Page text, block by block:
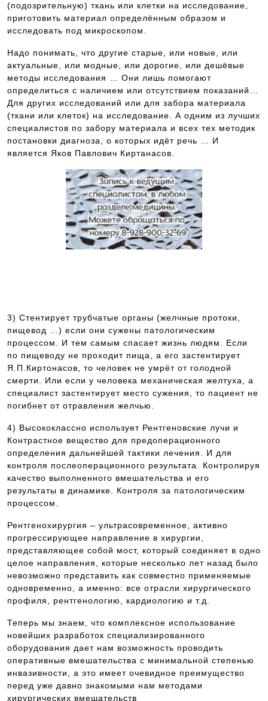
(подозрительную) ткань или клетки на исследование,
приготовить материал определённым образом и
исследовать под микроскопом.
Надо понимать, что другие старые, или новые, или
актуальные, или модные, или дорогие, или дешёвые
методы исследования … Они лишь помогают
определиться с наличием или отсутствием показаний…
Для других исследований или для забора материала
(ткани или клеток) на исследование. А одним из лучших
специалистов по забору материала и всех тех методик
постановки диагноза, о которых идёт речь … И
является Яков Павлович Киртанасов.
3) Стентирует трубчатые органы (желчные протоки,
пищевод …) если они сужены патологическим
процессом. И тем самым спасает жизнь людям. Если
по пищеводу не проходит пища, а его застентирует
Я.П.Киртонасов, то человек не умрёт от голодной
смерти. Или если у человека механическая желтуха, а
специалист застентирует место сужения, то пациент не
погибнет от отравления желчью.
4) Высококлассно использует Рентгеновские лучи и
Контрастное вещество для предоперационного
определения дальнейшей тактики лечения. И для
контроля послеоперационного результата. Контролируя
качество выполненного вмешательства и его
результаты в динамике. Контроля за патологическим
процессом.
Рентгенохирургия – ультрасовременное, активно
прогрессирующее направление в хирургии,
представляющее собой мост, который соединяет в одно
целое направления, которые несколько лет назад было
невозможно представить как совместно применяемые
одновременно, а именно: все отрасли хирургического
профиля, рентгенологию, кардиологию и т.д.
Теперь мы знаем, что комплексное использование
новейших разработок специализированного
оборудования дает нам возможность проводить
оперативные вмешательства с минимальной степенью
инвазивности, а это имеет очевидное преимущество
перед уже давно знакомыми нам методами
хирургических вмешательств